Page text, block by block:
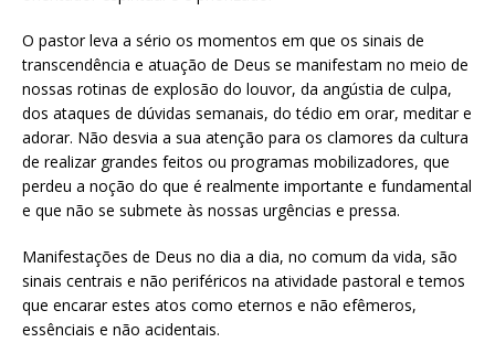
O pastor leva a sério os momentos em que os sinais de
transcendência e atuação de Deus se manifestam no meio de
nossas rotinas de explosão do louvor, da angústia de culpa,
dos ataques de dúvidas semanais, do tédio em orar, meditar e
adorar. Não desvia a sua atenção para os clamores da cultura
de realizar grandes feitos ou programas mobilizadores, que
perdeu a noção do que é realmente importante e fundamental
e que não se submete às nossas urgências e pressa.
Manifestações de Deus no dia a dia, no comum da vida, são
sinais centrais e não periféricos na atividade pastoral e temos
que encarar estes atos como eternos e não efêmeros,
essênciais e não acidentais.